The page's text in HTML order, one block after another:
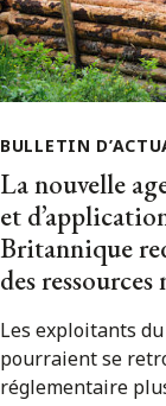
BULLETIN
La nouvelle
et
Britannique
des
Les exploitants
pourraient se
réglementaire